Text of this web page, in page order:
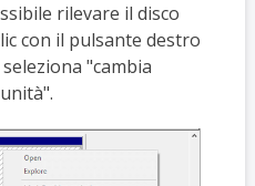
rilevare il disco
con il pulsante destro
"cambia